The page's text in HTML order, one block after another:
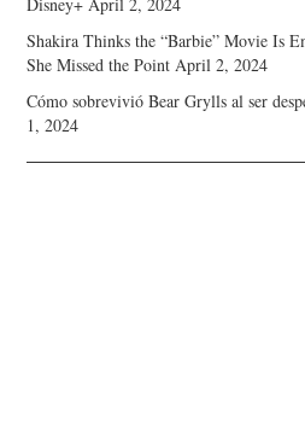
Shakira Thinks the “Barbie” Movie Is
She Missed the Point April 2, 2024
Cómo sobrevivió Bear Grylls al ser
1, 2024